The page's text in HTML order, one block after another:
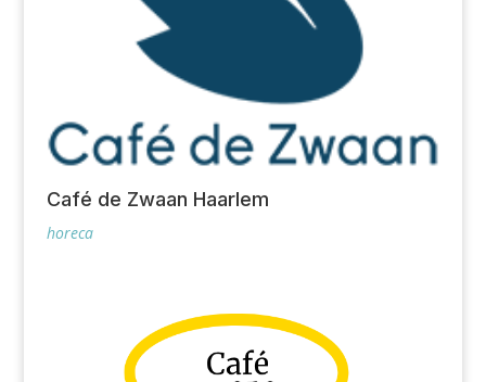
Café de Zwaan Haarlem
horeca